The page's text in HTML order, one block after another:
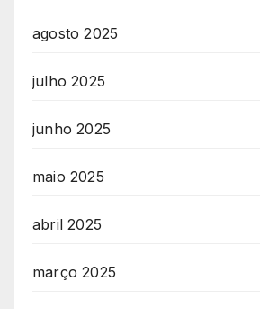
agosto 2025
julho 2025
junho 2025
maio 2025
abril 2025
março 2025